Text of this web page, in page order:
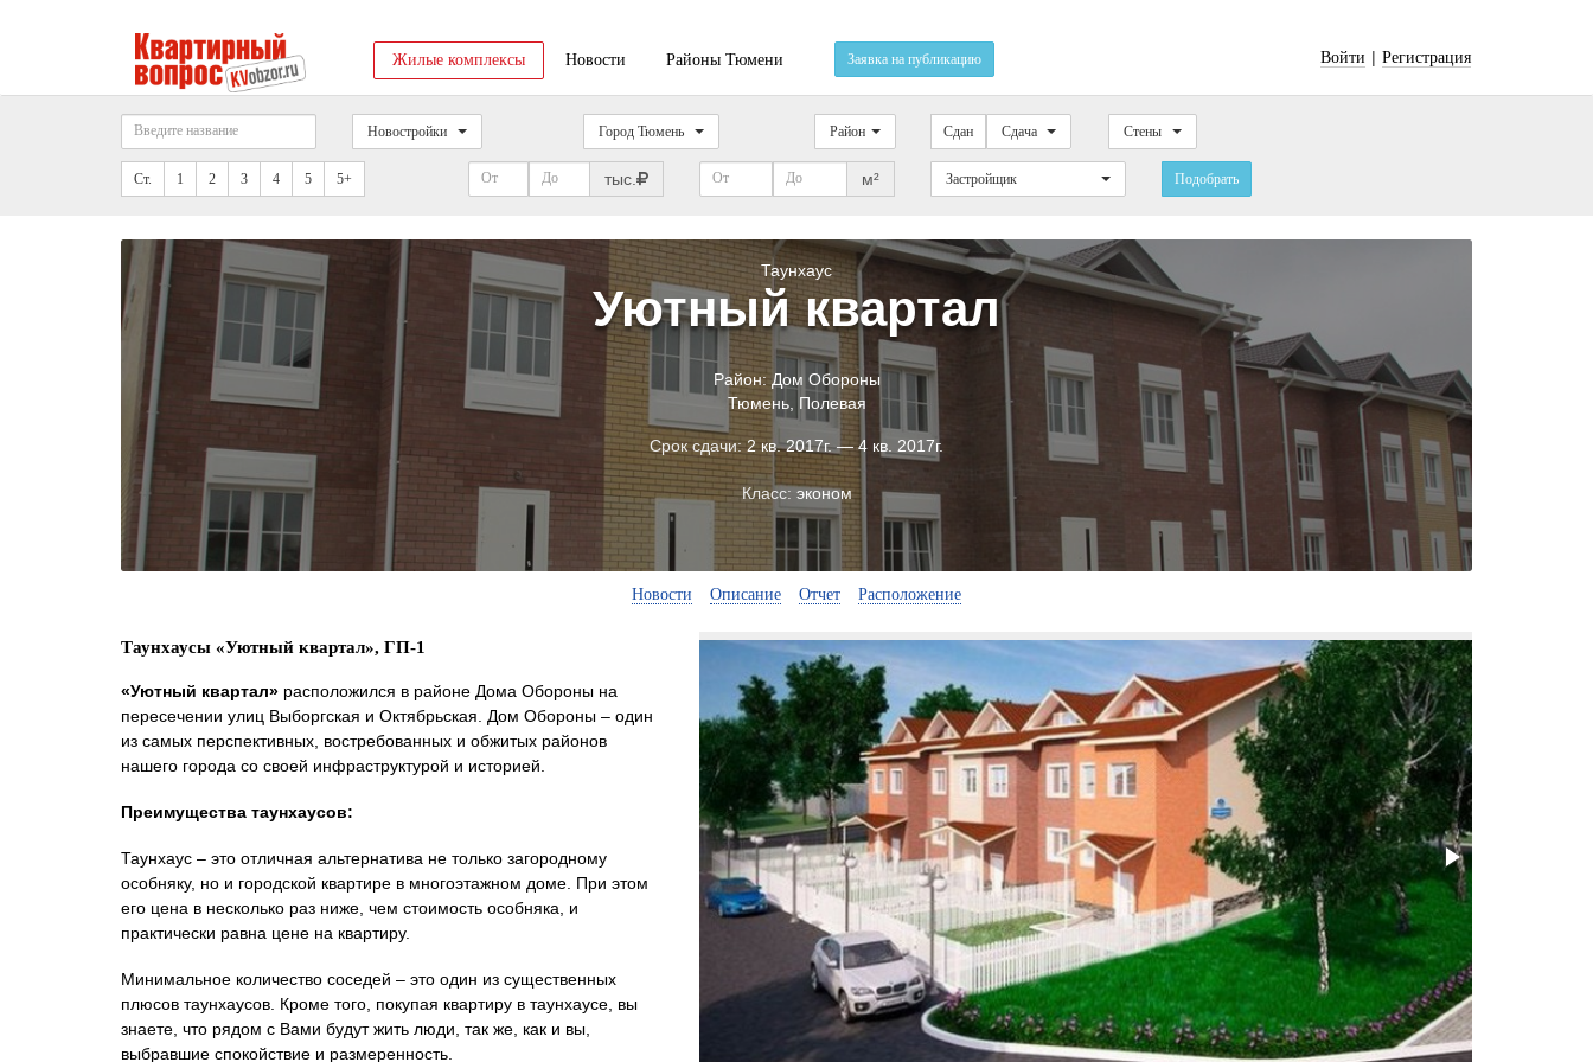
Жилые комплексы Новости Районы Тюмени Заявка на публикацию Войти | Регистрация
Новостройки Город Тюмень Район Сдан Сдача Стены
Ст. 1 2 3 4 5 5+ тыс. м² Застройщик Подобрать
Таунхаус
Уютный квартал
Район: Дом Обороны
Тюмень, Полевая
Срок сдачи:2 кв. 2017г. — 4 кв. 2017г.
Класс: эконом
Новости Описание Отчет Расположение
Таунхаусы «Уютный квартал», ГП-1
«Уютный квартал» расположился в районе Дома Обороны на
пересечении улиц Выборгская и Октябрьская. Дом Обороны – один
из самых перспективных, востребованных и обжитых районов
нашего города со своей инфраструктурой и историей.
Преимущества таунхаусов:
Таунхаус – это отличная альтернатива не только загородному
особняку, но и городской квартире в многоэтажном доме. При этом
его цена в несколько раз ниже, чем стоимость особняка, и
практически равна цене на квартиру.
Минимальное количество соседей – это один из существенных
плюсов таунхаусов. Кроме того, покупая квартиру в таунхаусе, вы
знаете, что рядом с Вами будут жить люди, так же, как и вы,
выбравшие спокойствие и размеренность.